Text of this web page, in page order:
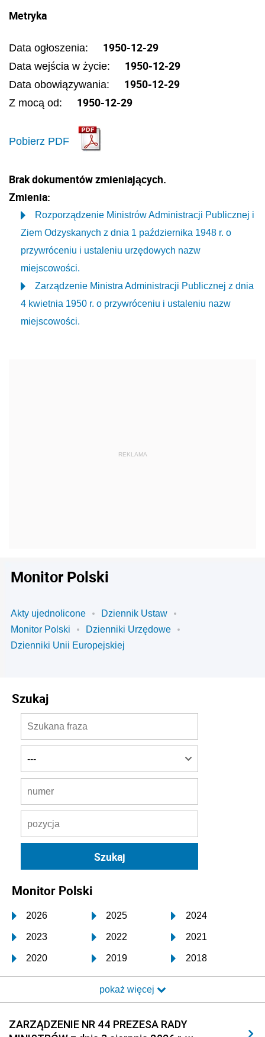
Metryka
Data ogłoszenia: 1950-12-29
Data wejścia w życie: 1950-12-29
Data obowiązywania: 1950-12-29
Z mocą od: 1950-12-29
Pobierz PDF
Brak dokumentów zmieniających.
Zmienia:
Rozporządzenie Ministrów Administracji Publicznej i
Ziem Odzyskanych z dnia 1 października 1948 r. o
przywróceniu i ustaleniu urzędowych nazw
miejscowości.
Zarządzenie Ministra Administracji Publicznej z dnia
4 kwietnia 1950 r. o przywróceniu i ustaleniu nazw
miejscowości.
Monitor Polski
Akty ujednolicone
Dziennik Ustaw
Monitor Polski
Dzienniki Urzędowe
Dzienniki Unii Europejskiej
Szukaj
Monitor Polski
2026 2025 2024
2023 2022 2021
2020 2019 2018
2017 2016 2015
2014 2013 2012
2011 2010 2009
pokaż więcej
ZARZĄDZENIE NR 44 PREZESA RADY